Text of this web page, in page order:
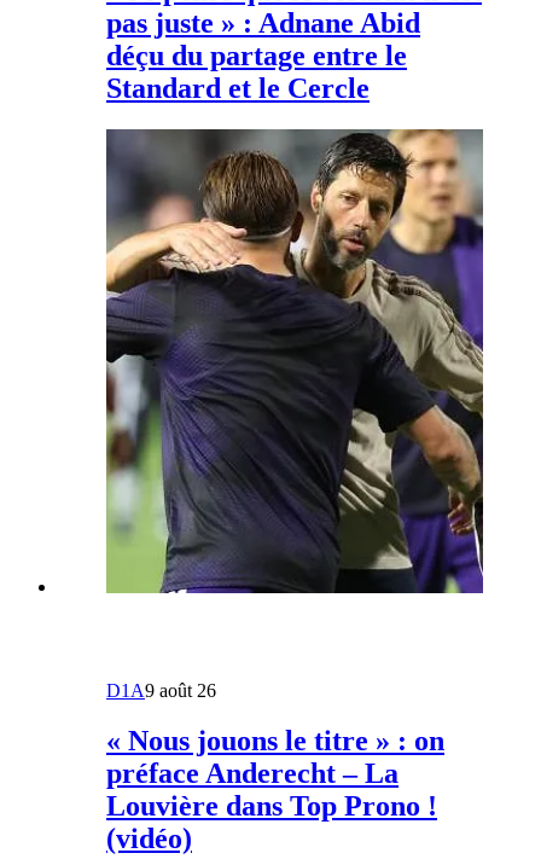
pas juste » : Adnane Abid
déçu du partage entre le
Standard et le Cercle
D1A9 août 26
« Nous jouons le titre » : on
préface Anderecht – La
Louvière dans Top Prono !
(vidéo)